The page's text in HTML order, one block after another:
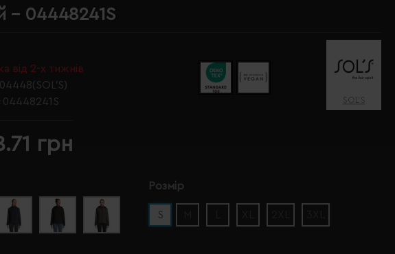
- 04448241S
від 2-х тижнів
04448(SOL’S)
04448241S SOL’S
грн
Розмір
S